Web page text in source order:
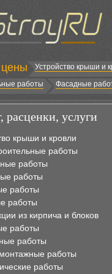
цены Устройство крыши и
работы
Фасадные
расценки, услуги
крыши и кровли
работы
работы
работы
работы
работы
из кирпича и блоков
работы
работы
работы
работы